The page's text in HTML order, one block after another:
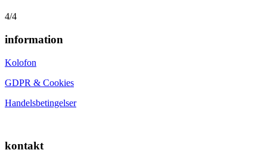
4/4
information
Kolofon
GDPR & Cookies
Handelsbetingelser
kontakt